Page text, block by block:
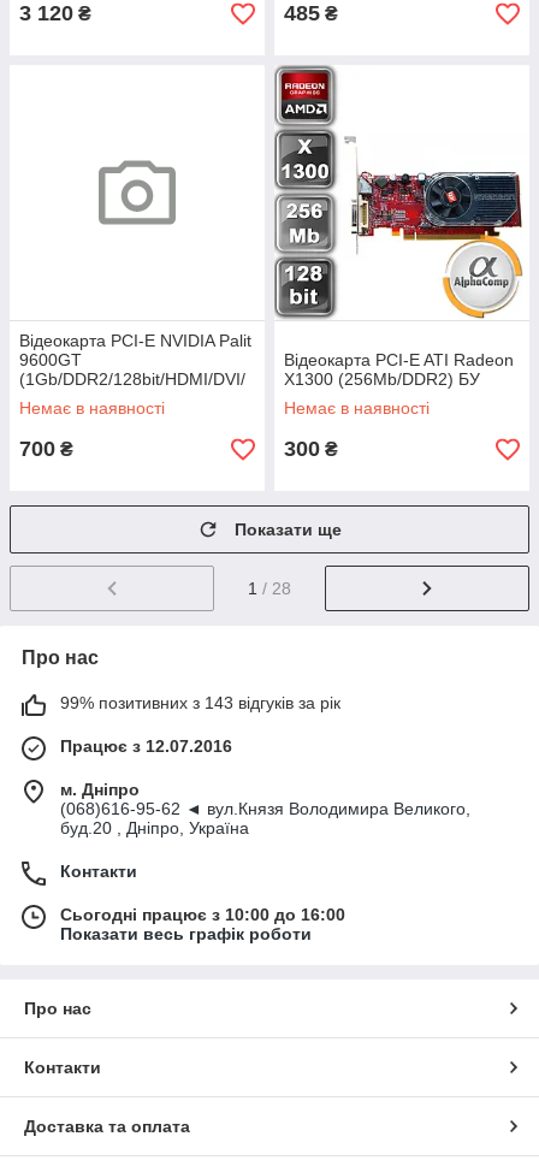
3 120 ₴ 485 ₴
Відеокарта PCI-E NVIDIA Palit
9600GT
(1Gb/DDR2/128bit/HDMI/DVI/
VGA) БУ
Немає в наявності
700 ₴
Відеокарта PCI-E ATI Radeon
X1300 (256Mb/DDR2) БУ
Немає в наявності
300 ₴
Показати ще
1 / 28
Про нас
99% позитивних з 143 відгуків за рік
Працює з 12.07.2016
м. Дніпро
(068)616-95-62 ◄ вул.Князя Володимира Великого,
буд.20 , Дніпро, Україна
Контакти
Сьогодні працює з 10:00 до 16:00
Показати весь графік роботи
Про нас
Контакти
Доставка та оплата